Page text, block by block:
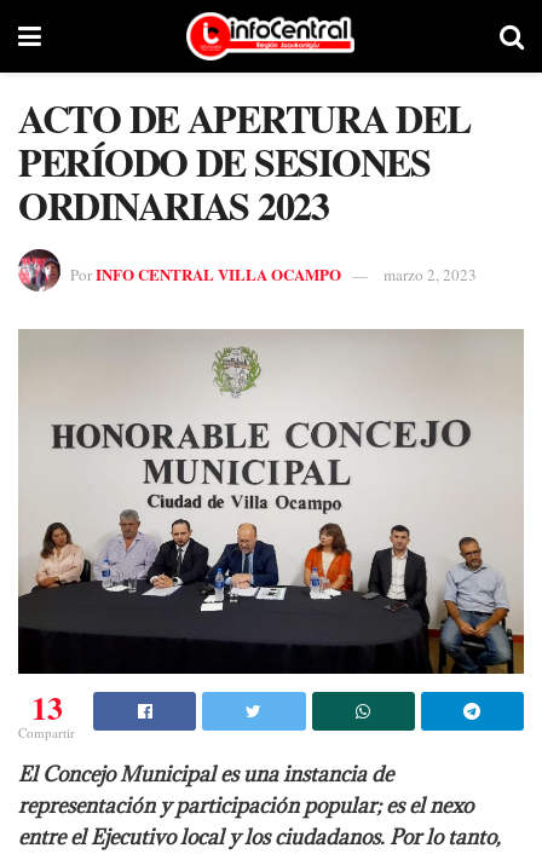
ACTO DE APERTURA DEL
PERÍODO DE SESIONES
ORDINARIAS 2023
PorINFO CENTRAL VILLA OCAMPO marzo 2, 2023
13
Compartir
El Concejo Municipal es una instancia de
representación y participación popular; es el nexo
entre el Ejecutivo local y los ciudadanos. Por lo tanto,